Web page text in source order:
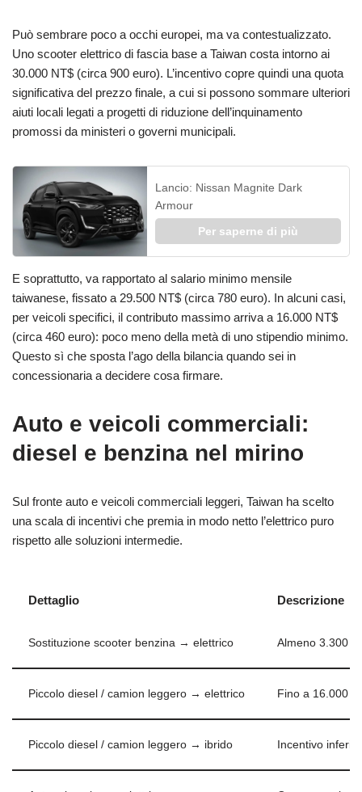
Può sembrare poco a occhi europei, ma va contestualizzato.
Uno scooter elettrico di fascia base a Taiwan costa intorno ai
30.000 NT$ (circa 900 euro). L’incentivo copre quindi una quota
significativa del prezzo finale, a cui si possono sommare ulteriori
aiuti locali legati a progetti di riduzione dell’inquinamento
promossi da ministeri o governi municipali.
Lancio: Nissan Magnite Dark
Armour
Per saperne di più
E soprattutto, va rapportato al salario minimo mensile
taiwanese, fissato a 29.500 NT$ (circa 780 euro). In alcuni casi,
per veicoli specifici, il contributo massimo arriva a 16.000 NT$
(circa 460 euro): poco meno della metà di uno stipendio minimo.
Questo sì che sposta l’ago della bilancia quando sei in
concessionaria a decidere cosa firmare.
Auto e veicoli commerciali:
diesel e benzina nel mirino
Sul fronte auto e veicoli commerciali leggeri, Taiwan ha scelto
una scala di incentivi che premia in modo netto l’elettrico puro
rispetto alle soluzioni intermedie.
Dettaglio Descrizione
Sostituzione scooter benzina → elettrico Almeno 3.300
Piccolo diesel / camion leggero → elettrico Fino a 16.000
Piccolo diesel / camion leggero → ibrido Incentivo